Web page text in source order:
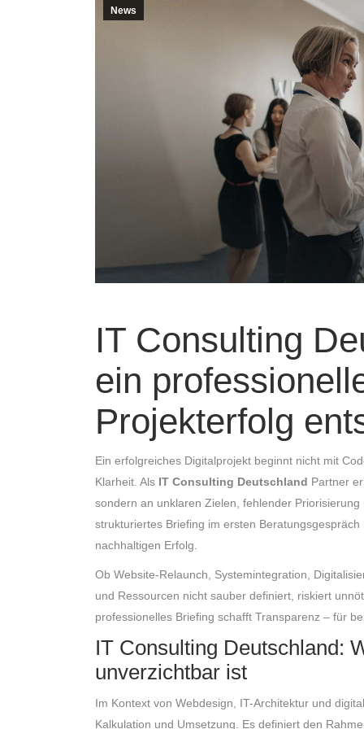
News
IT Consulting
ein
Projekterfolg
Ein erfolgreiches Digitalprojekt beginnt nicht mit
Klarheit. Als IT Consulting Deutschland Partner
sondern an unklaren Zielen, fehlender
strukturiertes Briefing im ersten
nachhaltigen Erfolg.
Ob Website-Relaunch, Systemintegration,
und Ressourcen nicht sauber definiert, riskiert
professionelles Briefing schafft Transparenz – für
IT Consulting Deutschland:
unverzichtbar ist
Im Kontext von Webdesign, IT-Architektur und
Kalkulation und Umsetzung. Es definiert den